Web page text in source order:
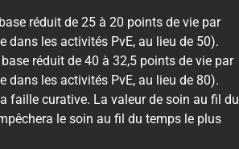
réduit de 25 à 20 points de vie par
dans les activités PvE, au lieu de 50).
réduit de 40 à 32,5 points de vie par
dans les activités PvE, au lieu de 80).
faille curative. La valeur de soin au fil du
le soin au fil du temps le plus